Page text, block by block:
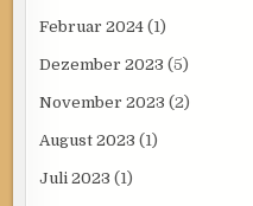
Februar 2024 (1)
Dezember 2023 (5)
November 2023 (2)
August 2023 (1)
Juli 2023 (1)